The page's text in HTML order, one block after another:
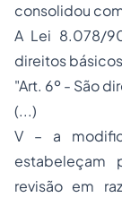
consolidou
A Lei 8.078/
direitos
"Art. 6º - São
(...)
V – a
estabeleçam
revisão em